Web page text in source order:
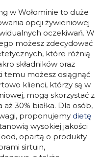
w Wołominie to duże
opcji żywieniowej
oczekiwań. W
możesz zdecydować
które różnią
składników oraz
temu możesz osiągnąć
klienci, którzy są w
mogą skorzystać z
30% białka. Dla osób,
proponujemy dietę
wysokiej jakości
opartą o produkty
sirtuin,